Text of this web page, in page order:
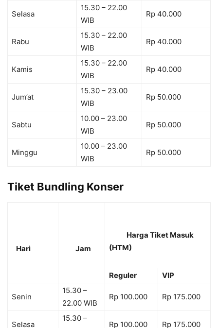
Selasa
15.30 – 22.00
WIB
Rp 40.000
Rabu
15.30 – 22.00
WIB
Rp 40.000
Kamis
15.30 – 22.00
WIB
Rp 40.000
Jum’at
15.30 – 23.00
WIB
Rp 50.000
Sabtu
10.00 – 23.00
WIB
Rp 50.000
Minggu
10.00 – 23.00
WIB
Rp 50.000
Tiket Bundling Konser
Hari Jam
Harga Tiket Masuk
(HTM)
Reguler VIP
Senin
15.30 –
22.00 WIB
Rp 100.000 Rp 175.000
Selasa
15.30 –
Rp 100.000 Rp 175.000